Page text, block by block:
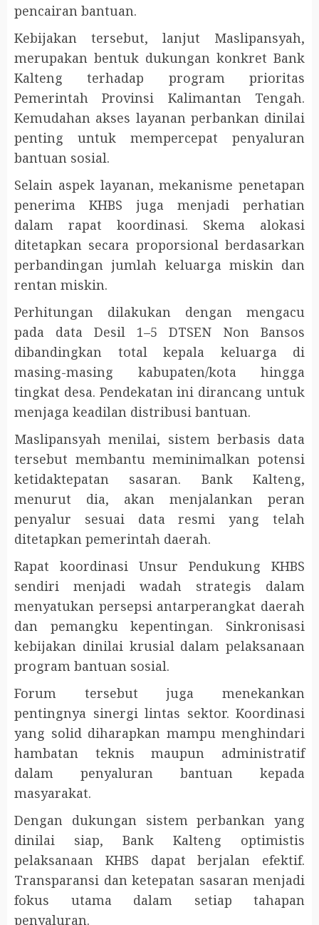
pencairan bantuan.
Kebijakan tersebut, lanjut Maslipansyah,
merupakan bentuk dukungan konkret Bank
Kalteng terhadap program prioritas
Pemerintah Provinsi Kalimantan Tengah.
Kemudahan akses layanan perbankan dinilai
penting untuk mempercepat penyaluran
bantuan sosial.
Selain aspek layanan, mekanisme penetapan
penerima KHBS juga menjadi perhatian
dalam rapat koordinasi. Skema alokasi
ditetapkan secara proporsional berdasarkan
perbandingan jumlah keluarga miskin dan
rentan miskin.
Perhitungan dilakukan dengan mengacu
pada data Desil 1–5 DTSEN Non Bansos
dibandingkan total kepala keluarga di
masing-masing kabupaten/kota hingga
tingkat desa. Pendekatan ini dirancang untuk
menjaga keadilan distribusi bantuan.
Maslipansyah menilai, sistem berbasis data
tersebut membantu meminimalkan potensi
ketidaktepatan sasaran. Bank Kalteng,
menurut dia, akan menjalankan peran
penyalur sesuai data resmi yang telah
ditetapkan pemerintah daerah.
Rapat koordinasi Unsur Pendukung KHBS
sendiri menjadi wadah strategis dalam
menyatukan persepsi antarperangkat daerah
dan pemangku kepentingan. Sinkronisasi
kebijakan dinilai krusial dalam pelaksanaan
program bantuan sosial.
Forum tersebut juga menekankan
pentingnya sinergi lintas sektor. Koordinasi
yang solid diharapkan mampu menghindari
hambatan teknis maupun administratif
dalam penyaluran bantuan kepada
masyarakat.
Dengan dukungan sistem perbankan yang
dinilai siap, Bank Kalteng optimistis
pelaksanaan KHBS dapat berjalan efektif.
Transparansi dan ketepatan sasaran menjadi
fokus utama dalam setiap tahapan
penyaluran.